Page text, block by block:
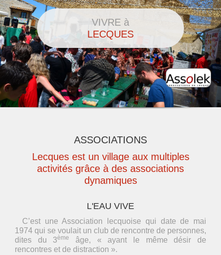
VIVRE à
LECQUES
ASSOCIATIONS
Lecques est un village aux multiples
activités grâce à des associations
dynamiques
L'EAU VIVE
C’est une Association lecquoise qui date de mai
1974 qui se voulait un club de rencontre de personnes,
dites du 3ème
âge, « ayant le même désir de
rencontres et de distraction ».